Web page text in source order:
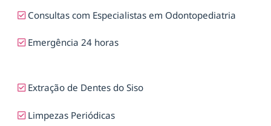
Consultas com Especialistas em Odontopediatria
Emergência 24 horas
Extração de Dentes do Siso
Limpezas Periódicas